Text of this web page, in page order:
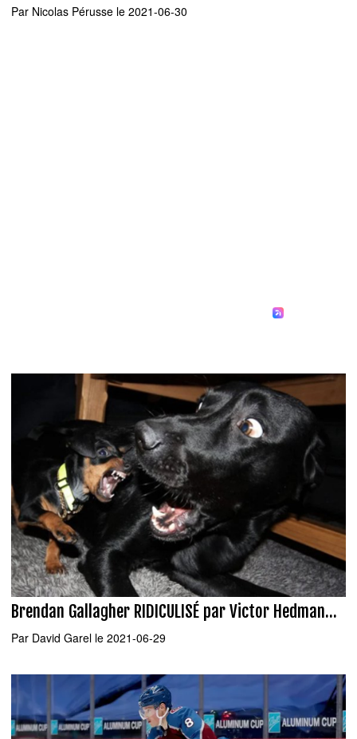
Par Nicolas Pérusse le 2021-06-30
Brendan Gallagher RIDICULISÉ par Victor Hedman...
Par David Garel le 2021-06-29